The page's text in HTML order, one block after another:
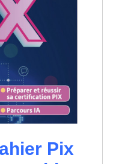
Pix